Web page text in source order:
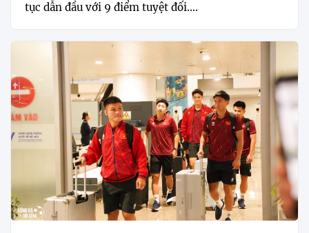
tục dẫn đầu với 9 điểm tuyệt đối....